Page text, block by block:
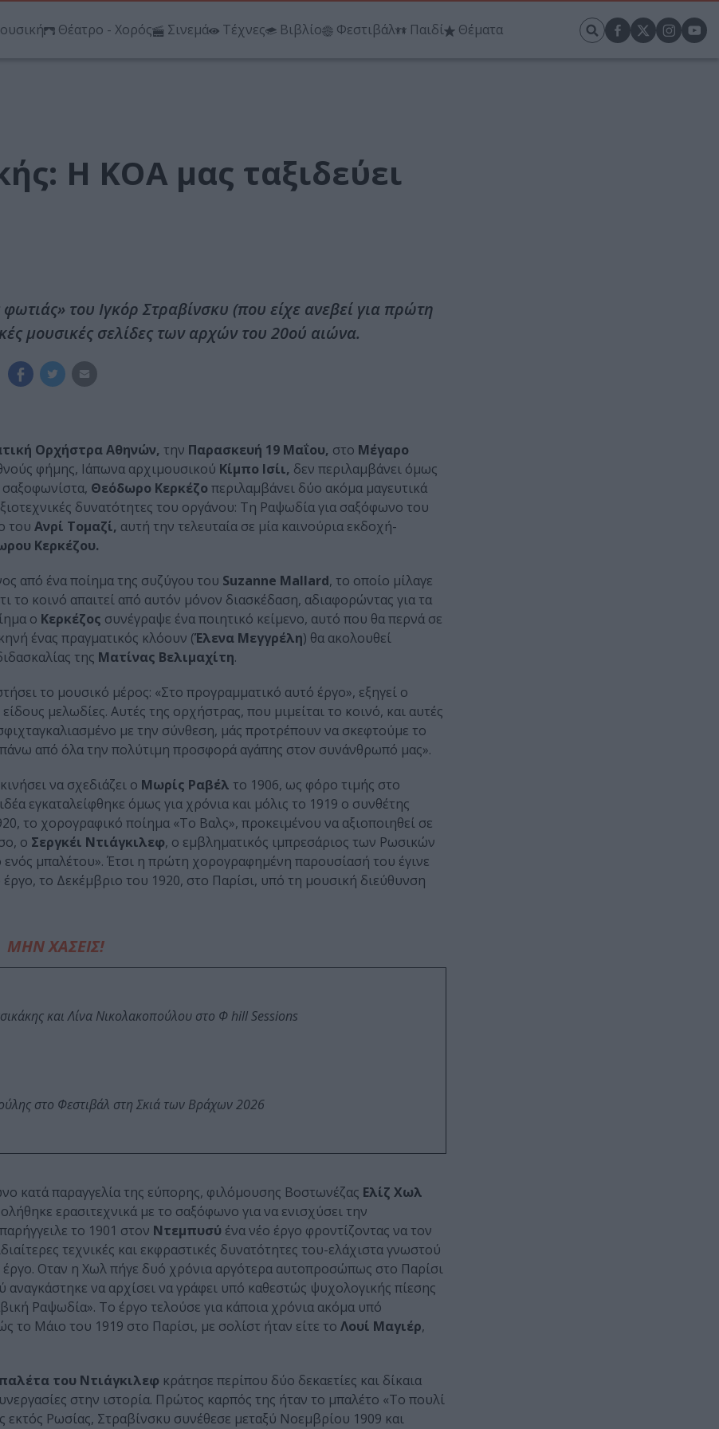
Θέατρο - Χορός Σινεμά Τέχνες Βιβλίο Φεστιβάλ Παιδί Θέματα
Η ΚΟΑ μας ταξιδεύει
του Ιγκόρ Στραβίνσκυ (που είχε ανεβεί για πρώτη
μουσικές σελίδες των αρχών του 20ού αιώνα.
Ορχήστρα Αθηνών, την Παρασκευή 19 Μαΐου, στο Μέγαρο
φήμης, Ιάπωνα αρχιμουσικού Κίμπο Ισίι, δεν περιλαμβάνει όμως
Θεόδωρο Κερκέζο περιλαμβάνει δύο ακόμα μαγευτικά
δυνατότητες του οργάνου: Τη Ραψωδία για σαξόφωνο του
του Ανρί Τομαζί, αυτή την τελευταία σε μία καινούρια εκδοχή-
Κερκέζου.
από ένα ποίημα της συζύγου του Suzanne Mallard, το οποίο μίλαγε
το κοινό απαιτεί από αυτόν μόνον διασκέδαση, αδιαφορώντας για τα
ο Κερκέζος συνέγραψε ένα ποιητικό κείμενο, αυτό που θα περνά σε
ένας πραγματικός κλόουν (Έλενα Μεγγρέλη) θα ακολουθεί
της Ματίνας Βελιμαχίτη.
το μουσικό μέρος: «Στο προγραμματικό αυτό έργο», εξηγεί ο
μελωδίες. Αυτές της ορχήστρας, που μιμείται το κοινό, και αυτές
με την σύνθεση, μάς προτρέπουν να σκεφτούμε το
πάνω από όλα την πολύτιμη προσφορά αγάπης στον συνάνθρωπό μας».
να σχεδιάζει ο Μωρίς Ραβέλ το 1906, ως φόρο τιμής στο
εγκαταλείφθηκε όμως για χρόνια και μόλις το 1919 ο συνθέτης
το χορογραφικό ποίημα «Το Βαλς», προκειμένου να αξιοποιηθεί σε
ο Σεργκέι Ντιάγκιλεφ, ο εμβληματικός ιμπρεσάριος των Ρωσικών
μπαλέτου». Έτσι η πρώτη χορογραφημένη παρουσίασή του έγινε
το Δεκέμβριο του 1920, στο Παρίσι, υπό τη μουσική διεύθυνση
ΜΗΝ ΧΑΣΕΙΣ!
και Λίνα Νικολακοπούλου στο Φ hill Sessions
στο Φεστιβάλ στη Σκιά των Βράχων 2026
κατά παραγγελία της εύπορης, φιλόμουσης Βοστωνέζας Ελίζ Χωλ
ερασιτεχνικά με το σαξόφωνο για να ενισχύσει την
το 1901 στον Ντεμπυσύ ένα νέο έργο φροντίζοντας να τον
τεχνικές και εκφραστικές δυνατότητες του-ελάχιστα γνωστού
Οταν η Χωλ πήγε δυό χρόνια αργότερα αυτοπροσώπως στο Παρίσι
να αρχίσει να γράφει υπό καθεστώς ψυχολογικής πίεσης
Ραψωδία». Το έργο τελούσε για κάποια χρόνια ακόμα υπό
Μάιο του 1919 στο Παρίσι, με σολίστ ήταν είτε το Λουί Μαγιέρ,
του Ντιάγκιλεφ κράτησε περίπου δύο δεκαετίες και δίκαια
στην ιστορία. Πρώτος καρπός της ήταν το μπαλέτο «Το πουλί
Ρωσίας, Στραβίνσκυ συνέθεσε μεταξύ Νοεμβρίου 1909 και